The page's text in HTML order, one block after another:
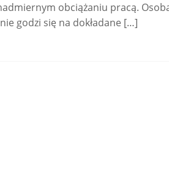
obciążaniu pracą.
godzi się na dokładane […]